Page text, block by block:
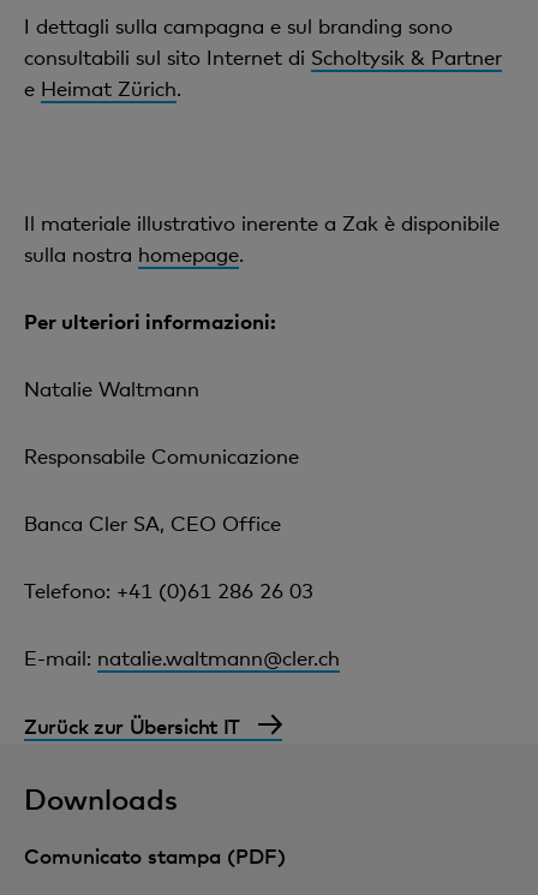
I dettagli sulla campagna e sul branding sono
consultabili sul sito Internet di Scholtysik & Partner
e Heimat Zürich.
Il materiale illustrativo inerente a Zak è disponibile
sulla nostra homepage.
Per ulteriori informazioni:
Natalie Waltmann
Responsabile Comunicazione
Banca Cler SA, CEO Office
Telefono: +41 (0)61 286 26 03
E-mail: natalie.waltmann@cler.ch
Zurück zur Übersicht IT
Downloads
Comunicato stampa (PDF)